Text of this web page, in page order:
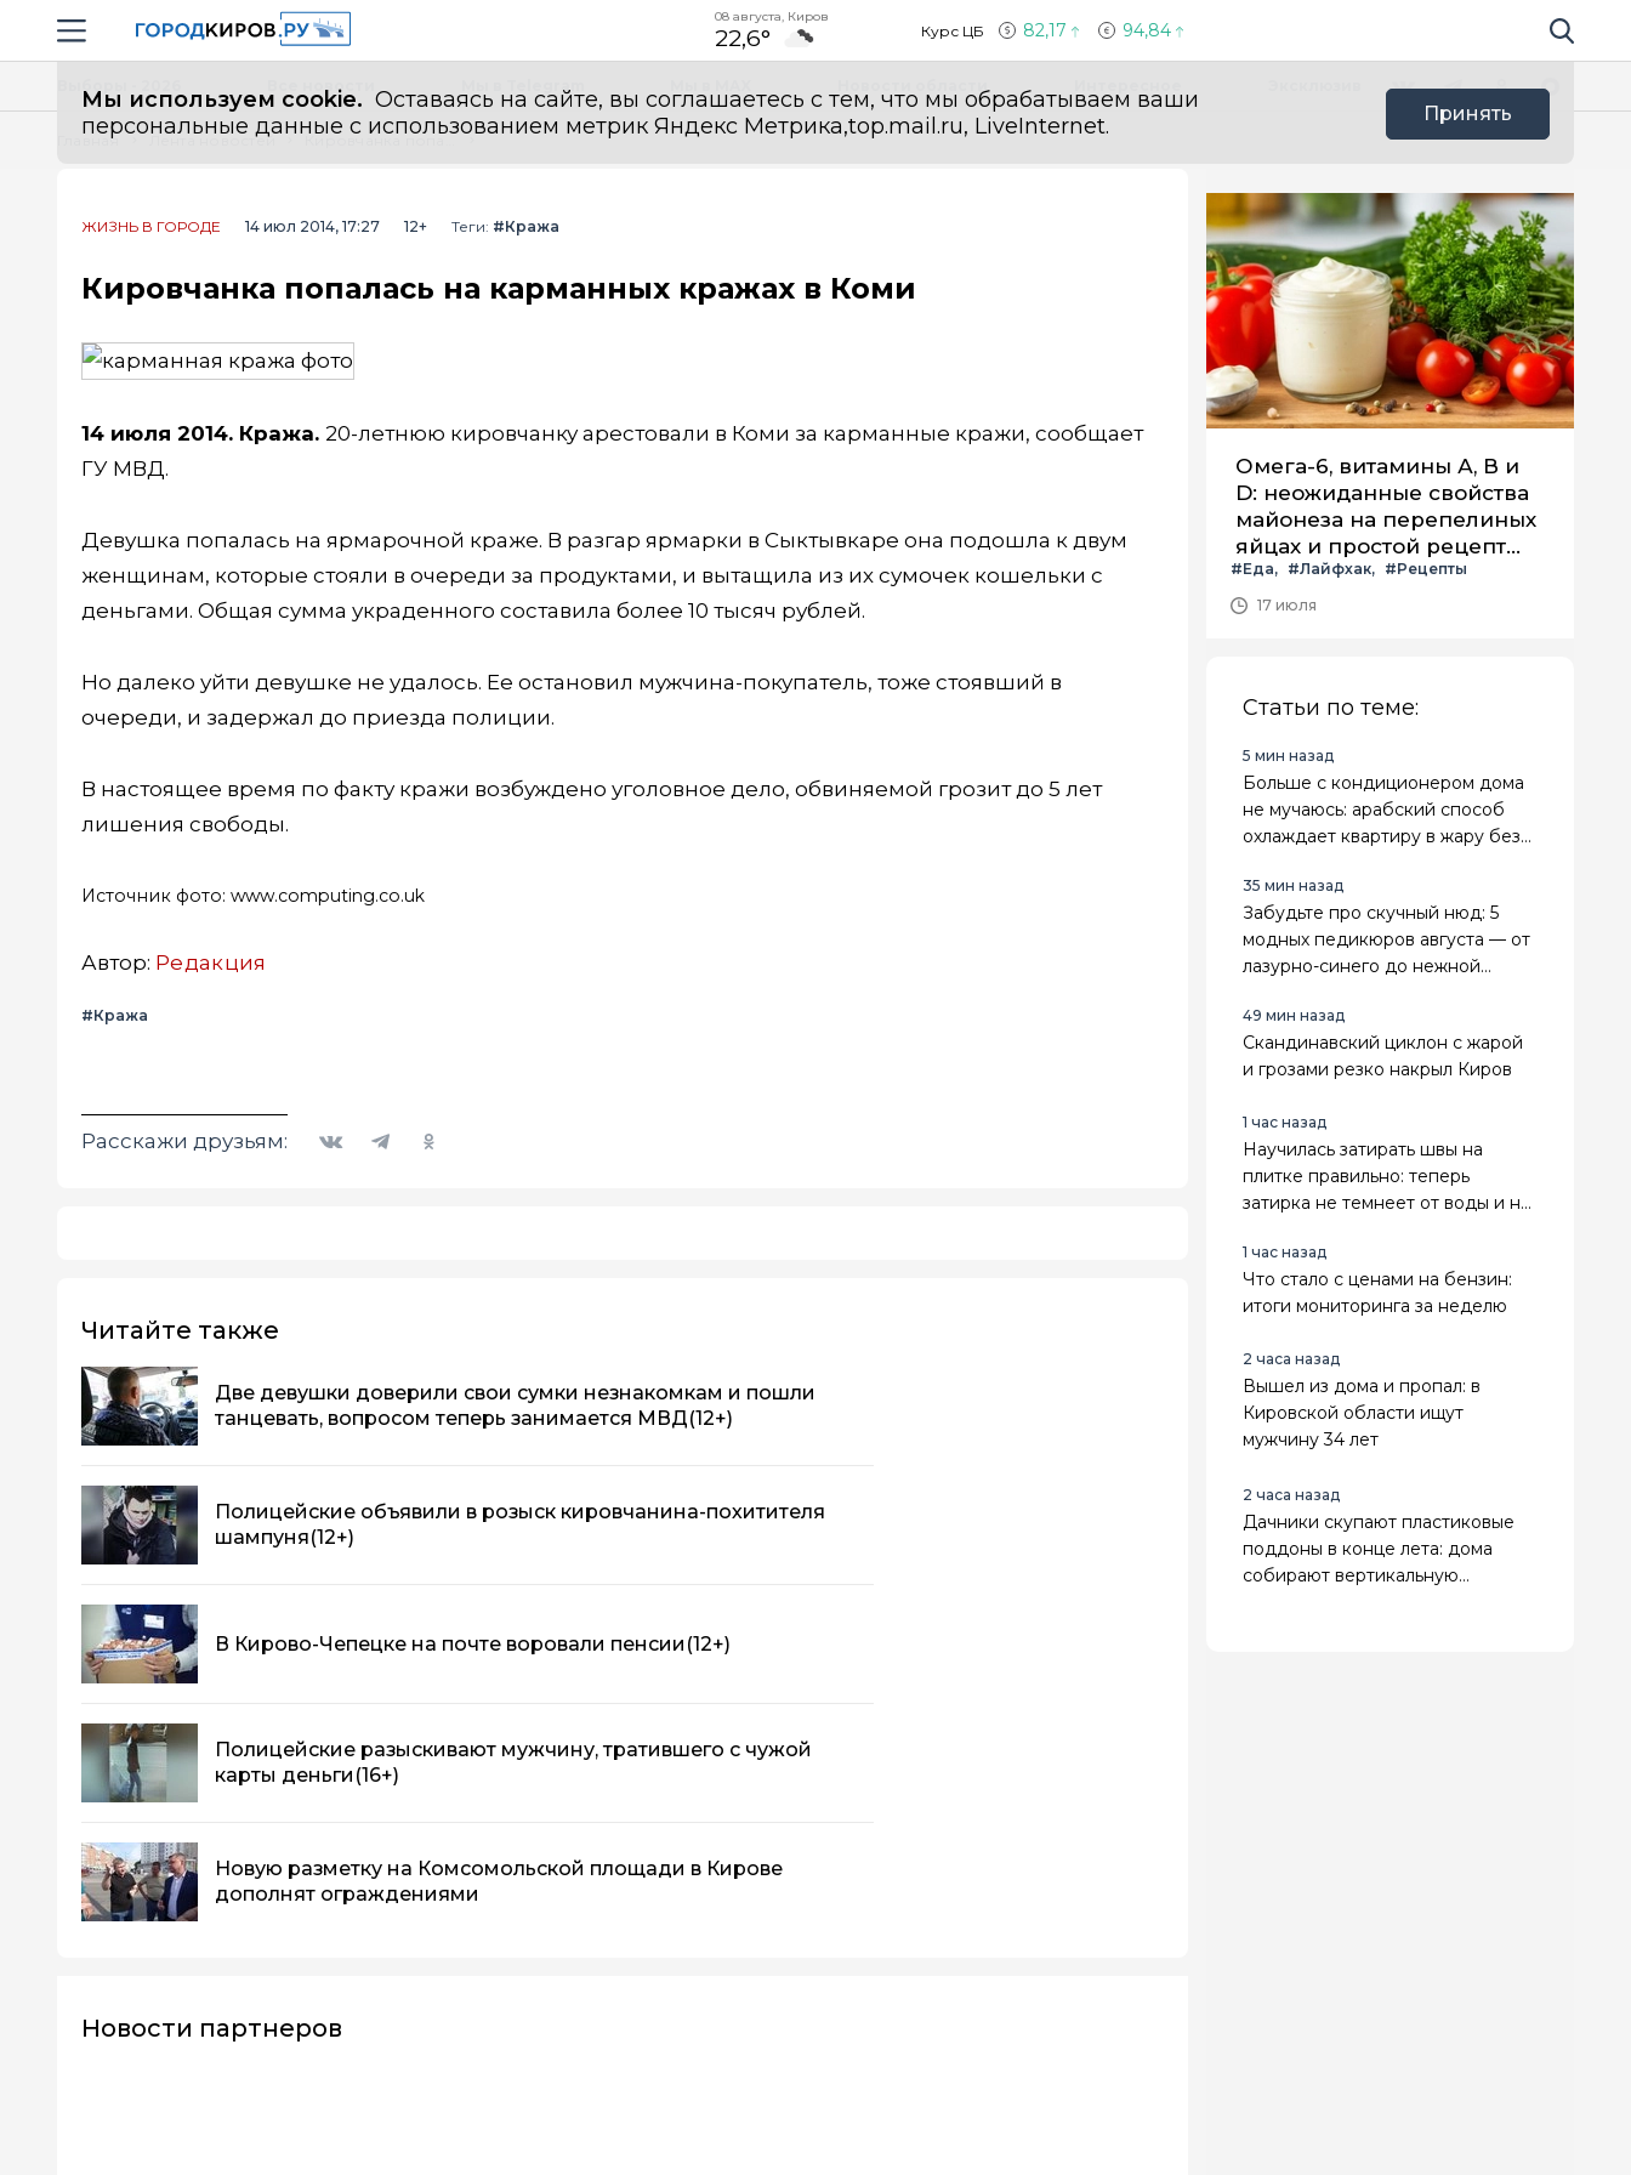
Навигация сайта
08 августа, Киров
22,6° Курс ЦБ 82,17 94,84 Поиск по
Мы используем cookie. Оставаясь на сайте, вы соглашаетесь с тем, что мы обрабатываем ваши
персональные данные с использованием метрик Яндекс Метрика,top.mail.ru, LiveInternet.
Принять
Все новости
Главная Лента новостей
ЖИЗНЬ В ГОРОДЕ 14 июл 2014, 17:27 12+ Теги: #Кража
Кировчанка попалась на карманных кражах в Коми
14 июля 2014. Кража. 20-летнюю кировчанку арестовали в Коми за карманные кражи, сообщает
ГУ МВД.
Девушка попалась на ярмарочной краже. В разгар ярмарки в Сыктывкаре она подошла к двум
женщинам, которые стояли в очереди за продуктами, и вытащила из их сумочек кошельки с
деньгами. Общая сумма украденного составила более 10 тысяч рублей.
Но далеко уйти девушке не удалось. Ее остановил мужчина-покупатель, тоже стоявший в
очереди, и задержал до приезда полиции.
В настоящее время по факту кражи возбуждено уголовное дело, обвиняемой грозит до 5 лет
лишения свободы.
Источник фото: www.computing.co.uk
Автор: Редакция
#Кража
Расскажи друзьям:
Читайте также
Две девушки доверили свои сумки незнакомкам и пошли
танцевать, вопросом теперь занимается МВД(12+)
Полицейские объявили в розыск кировчанина-похитителя
шампуня(12+)
В Кирово-Чепецке на почте воровали пенсии (12+)
Полицейские разыскивают мужчину, тратившего с чужой
карты деньги (16+)
Новую разметку на Комсомольской площади в Кирове
дополнят ограждениями
Новости партнеров
Омега-6, витамины А, В и
D: неожиданные свойства
майонеза на перепелиных
яйцах и простой рецепт
летнего салата с ним
#Еда #Лайфхак
#Рецепты
17 июля
Статьи по теме:
5 мин назад
Больше с кондиционером дома
не мучаюсь: арабский способ
охлаждает квартиру в жару без
35 мин назад
Забудьте про скучный нюд: 5
модных педикюров августа — от
лазурно-синего до нежной
49 мин назад
Скандинавский циклон с жарой
и грозами резко накрыл Киров
1 час назад
Научилась затирать швы на
плитке правильно: теперь
затирка не темнеет от воды и не
1 час назад
Что стало с ценами на бензин:
итоги мониторинга за неделю
2 часа назад
Вышел из дома и пропал: в
Кировской области ищут
мужчину 34 лет
2 часа назад
Дачники скупают пластиковые
поддоны в конце лета: дома
собирают вертикальную